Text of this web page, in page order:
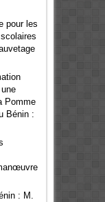
pour les
Pomme
Bénin :
: M.